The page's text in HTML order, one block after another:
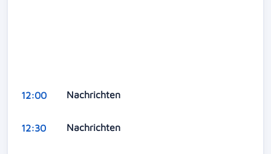
12:00 Nachrichten
12:30 Nachrichten